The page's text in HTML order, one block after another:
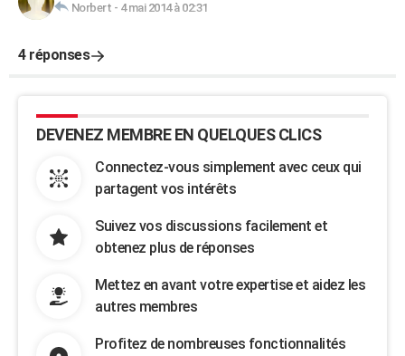
Norbert - 4 mai 2014 à 02:31
4 réponses
DEVENEZ MEMBRE EN QUELQUES CLICS
Connectez-vous simplement avec ceux qui
partagent vos intérêts
Suivez vos discussions facilement et
obtenez plus de réponses
Mettez en avant votre expertise et aidez les
autres membres
Profitez de nombreuses fonctionnalités